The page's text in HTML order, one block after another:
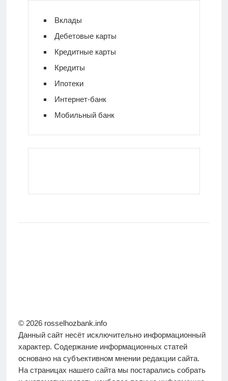
Вклады
Дебетовые карты
Кредитные карты
Кредиты
Ипотеки
Интернет-банк
Мобильный банк
© 2026 rosselhozbank.info
Данный сайт несёт исключительно информационный
характер. Содержание информационных статей
основано на субъективном мнении редакции сайта.
На страницах нашего сайта мы постарались собрать